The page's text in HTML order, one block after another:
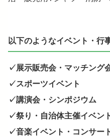
以下のようなイベント・行
✓展示販売会・マッチング
✓スポーツイベント
✓講演会・シンポジウム
✓祭り・自治体主催イベン
✓音楽イベント・コンサー